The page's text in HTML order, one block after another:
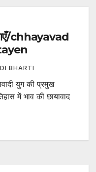
chhayavad
BHARTI
युग की प्रमुख
में भाव की छायावाद